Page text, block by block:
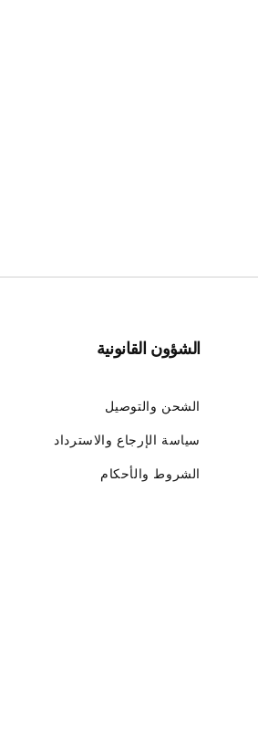
الشؤون القانونية
الشحن والتوصيل
سياسة الإرجاع والاسترداد
الشروط والأحكام